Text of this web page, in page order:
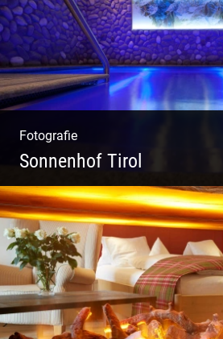
Fotografie
Sonnenhof Tirol
Freundliches Team |
Luxuriöser Spa | Coole